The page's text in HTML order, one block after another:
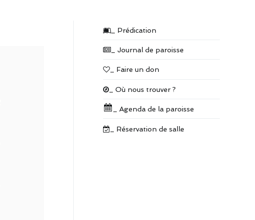
_ Prédication
_ Journal de paroisse
_ Faire un don
_ Où nous trouver ?
_ Agenda de la paroisse
_ Réservation de salle